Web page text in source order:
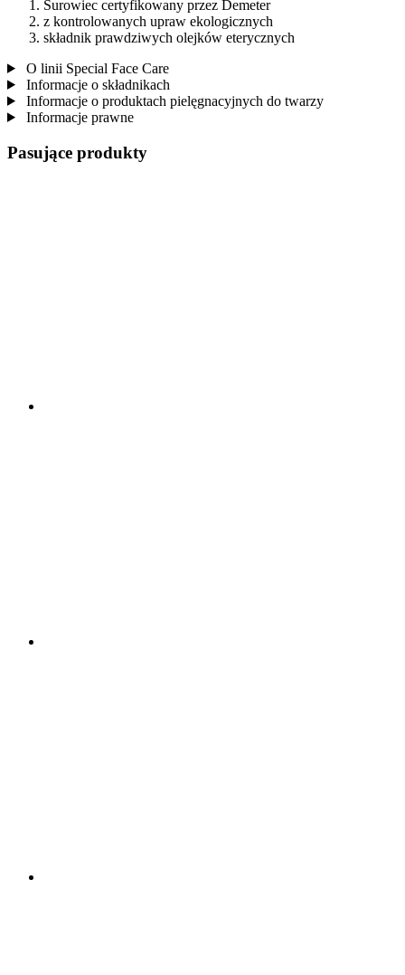
Surowiec certyfikowany przez Demeter
z kontrolowanych upraw ekologicznych
składnik prawdziwych olejków eterycznych
O linii Special Face Care
Informacje o składnikach
Informacje o produktach pielęgnacyjnych do twarzy
Informacje prawne
Pasujące produkty